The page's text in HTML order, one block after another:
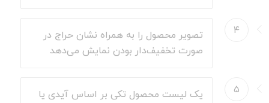
۴
تصویر محصول را به همراه نشان حراج در
صورت تخفیف‌دار بودن نمایش می‌دهد
۵
یک لیست محصول تکی بر اساس آیدی یا